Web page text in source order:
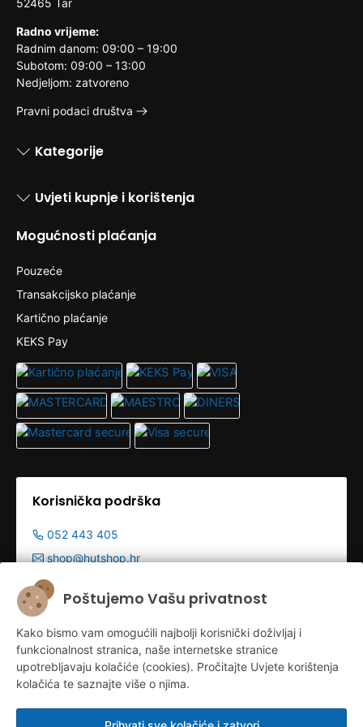
Poštujemo Vašu privatnost
Kako bismo vam omogućili najbolji korisnički doživljaj i
funkcionalnost stranica, naše internetske stranice
upotrebljavaju kolačiće (cookies). Pročitajte Uvjete korištenja
kolačića te saznajte više o njima.
52465 Tar
Radno vrijeme:
Radnim danom: 09:00 – 19:00
Subotom: 09:00 – 13:00
Nedjeljom: zatvoreno
Pravni podaci društva
Kategorije
Uvjeti kupnje i korištenja
Mogućnosti plaćanja
Pouzeće
Transakcijsko plaćanje
Kartično plaćanje
KEKS Pay
Korisnička podrška
052 443 405
shop@hutshop.hr
Radno vrijeme:
Pon - Pet 9:00-19:00h
Sub 9:00-13:00